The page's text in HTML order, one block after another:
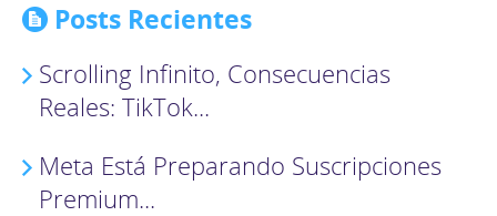
Posts Recientes
Scrolling Infinito, Consecuencias
Reales: TikTok...
Meta Está Preparando Suscripciones
Premium...